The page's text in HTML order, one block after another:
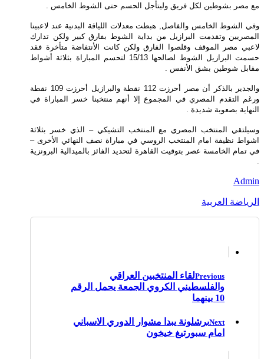
مع مصر بشوطين لكل فريق وليتأجل الحسم حتى الشوط الخامس .
وفي الشوط الخامس والفاصل, هبطت معدلات اللياقة البدنية عند لاعبينا
المصريين وتقدمت البرازيل من بداية الشوط بفارق كبير ولكن تدارك
لاعبي مصر الموقف وقلصوا الفارق ولكن كانت الأنتفاضة متأخرة فقد
حسمت البرازيل الشوط لصالحها 15/13 لتحسم المباراة بثلاثة أشواط
مقابل شوطين بشق الأنفس .
والجدير بالذكر أن مصر أحرزت 112 نقطة والبرازيل أحرزت 109 نقطة
ورغم التقدم المصري في المجموع إلا أنهم منتخبنا خسر المباراة في
النهاية بصعوبة شديدة .
وسيلتقي المنتخب المصري مع المنتخب التشيكي – الذي خسر بثلاثة
اشواط نظيفة امام المنتخب الروسي في مباراة نصف النهائي الأخرى –
في تمام الخامسة عصر بتوقيت القاهرة لتحديد الفائز بالميدالية البرونزية
Admin
الرياضة العربية
Previousلقاء المنتخبين العراقي
والفلسطيني الكروي الجمعة يحمل الرقم
10 بينهما
Nextبرشلونة يبدا مشوار الدوري الاسباني
امام سبورتيغ خيخون